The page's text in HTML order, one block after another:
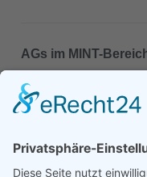
AGs im MINT-
Projekttag zum